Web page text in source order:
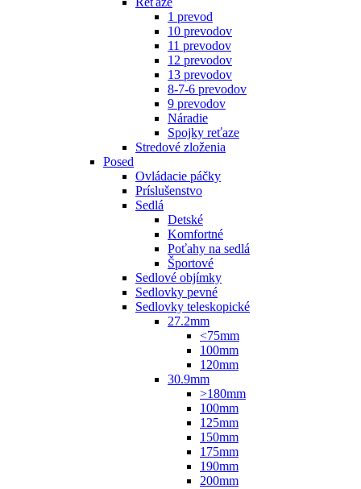
1 prevod
10 prevodov
11 prevodov
12 prevodov
13 prevodov
8-7-6 prevodov
9 prevodov
Náradie
Spojky reťaze
Stredové zloženia
Posed
Ovládacie páčky
Príslušenstvo
Sedlá
Detské
Komfortné
Poťahy na sedlá
Športové
Sedlové objímky
Sedlovky pevné
Sedlovky teleskopické
27.2mm
<75mm
100mm
120mm
30.9mm
>180mm
100mm
125mm
150mm
175mm
190mm
200mm